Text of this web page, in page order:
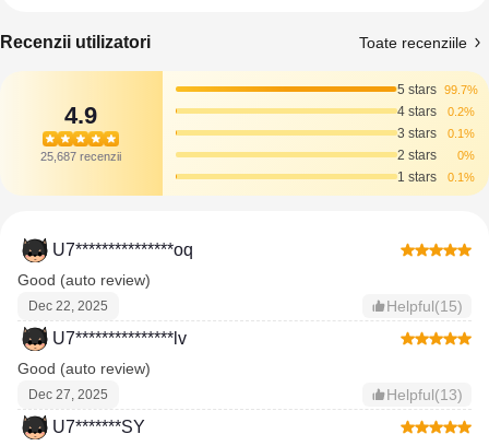
Recenzii utilizatori Toate recenziile
4.9
25,687 recenzii
5 stars 99.7%
4 stars 0.2%
3 stars 0.1%
2 stars 0%
1 stars 0.1%
U7***************oq
Good (auto review)
Dec 22, 2025 Helpful(15)
U7***************lv
Good (auto review)
Dec 27, 2025 Helpful(13)
U7*******SY